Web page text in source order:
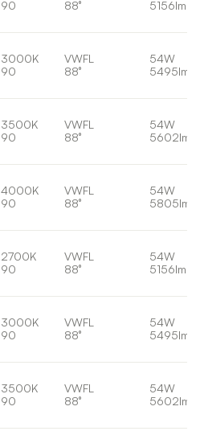
90
88°
5156lm
3000K
90
VWFL
88°
54W
5495lm
3500K
90
VWFL
88°
54W
5602lm
4000K
90
VWFL
88°
54W
5805lm
2700K
90
VWFL
88°
54W
5156lm
3000K
90
VWFL
88°
54W
5495lm
3500K
90
VWFL
88°
54W
5602lm